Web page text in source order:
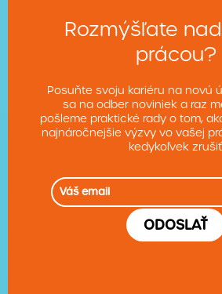
Rozmýšľate
prácou?
Posuňte svoju kariéru na novú
sa na odber noviniek a raz
pošleme praktické rady o tom,
najnáročnejšie výzvy vo vašej
kedykoľvek